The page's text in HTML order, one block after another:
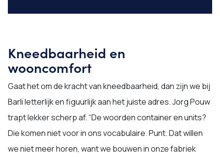
Kneedbaarheid en
wooncomfort
Gaat het om de kracht van kneedbaarheid, dan zijn we bij
Barli letterlijk en figuurlijk aan het juiste adres. Jorg Pouw
trapt lekker scherp af. “De woorden container en units?
Die komen niet voor in ons vocabulaire. Punt. Dat willen
we niet meer horen, want we bouwen in onze fabriek